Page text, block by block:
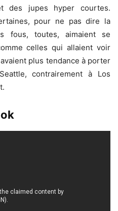
des jupes hyper courtes.
pour ne pas dire la
fous, toutes, aimaient se
celles qui allaient voir
plus tendance à porter
contrairement à Los